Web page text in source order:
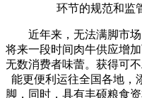
环节的规范和监
近年来，无法满脚市场
将来一段时间肉牛供应增
无数消费者味蕾。获得可
能更便利运往全国各地，
脚，同时，具有丰硕粮食